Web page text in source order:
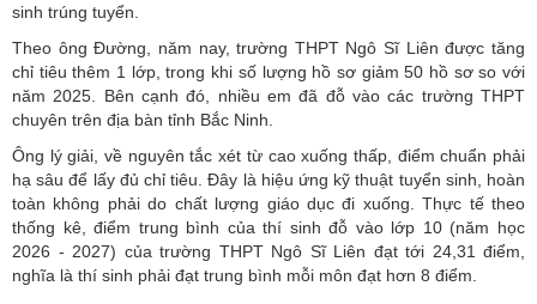
sinh trúng tuyển.
Theo ông Đường, năm nay, trường THPT Ngô Sĩ Liên được tăng
chỉ tiêu thêm 1 lớp, trong khi số lượng hồ sơ giảm 50 hồ sơ so với
năm 2025. Bên cạnh đó, nhiều em đã đỗ vào các trường THPT
chuyên trên địa bàn tỉnh Bắc Ninh.
Ông lý giải, về nguyên tắc xét từ cao xuống thấp, điểm chuẩn phải
hạ sâu để lấy đủ chỉ tiêu. Đây là hiệu ứng kỹ thuật tuyển sinh, hoàn
toàn không phải do chất lượng giáo dục đi xuống. Thực tế theo
thống kê, điểm trung bình của thí sinh đỗ vào lớp 10 (năm học
2026 - 2027) của trường THPT Ngô Sĩ Liên đạt tới 24,31 điểm,
nghĩa là thí sinh phải đạt trung bình mỗi môn đạt hơn 8 điểm.